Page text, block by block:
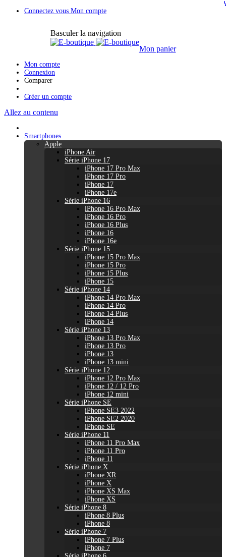
Connectez vous Mon compte
Basculer la navigation
Mon panier
Mon compte
Connexion
Comparer
Créer un compte
Allez au contenu
Smartphones
Apple
iPhone Air
Série iPhone 17
iPhone 17 Pro Max
iPhone 17 Pro
iPhone 17
iPhone 17e
Série iPhone 16
iPhone 16 Pro Max
iPhone 16 Pro
iPhone 16 Plus
iPhone 16
iPhone 16e
Série iPhone 15
iPhone 15 Pro Max
iPhone 15 Pro
iPhone 15 Plus
iPhone 15
Série iPhone 14
iPhone 14 Pro Max
iPhone 14 Pro
iPhone 14 Plus
iPhone 14
Série iPhone 13
iPhone 13 Pro Max
iPhone 13 Pro
iPhone 13
iPhone 13 mini
Série iPhone 12
iPhone 12 Pro Max
iPhone 12 / 12 Pro
iPhone 12 mini
Série iPhone SE
iPhone SE3 2022
iPhone SE2 2020
iPhone SE
Série iPhone 11
iPhone 11 Pro Max
iPhone 11 Pro
iPhone 11
Série iPhone X
iPhone XR
iPhone X
iPhone XS Max
iPhone XS
Série iPhone 8
iPhone 8 Plus
iPhone 8
Série iPhone 7
iPhone 7 Plus
iPhone 7